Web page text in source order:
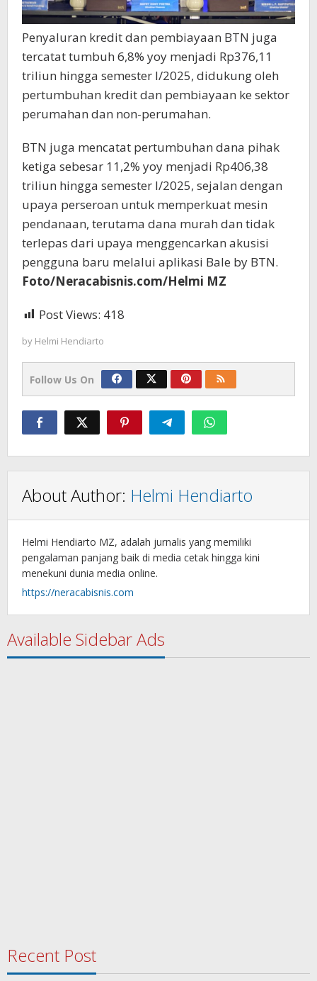
Penyaluran kredit dan pembiayaan BTN juga
tercatat tumbuh 6,8% yoy menjadi Rp376,11
triliun hingga semester I/2025, didukung oleh
pertumbuhan kredit dan pembiayaan ke sektor
perumahan dan non-perumahan.
BTN juga mencatat pertumbuhan dana pihak
ketiga sebesar 11,2% yoy menjadi Rp406,38
triliun hingga semester I/2025, sejalan dengan
upaya perseroan untuk memperkuat mesin
pendanaan, terutama dana murah dan tidak
terlepas dari upaya menggencarkan akusisi
pengguna baru melalui aplikasi Bale by BTN.
Foto/Neracabisnis.com/Helmi MZ
Post Views: 418
by Helmi Hendiarto
Follow Us On
About Author: Helmi Hendiarto
Helmi Hendiarto MZ, adalah jurnalis yang memiliki
pengalaman panjang baik di media cetak hingga kini
menekuni dunia media online.
https://neracabisnis.com
Available Sidebar Ads
Recent Post